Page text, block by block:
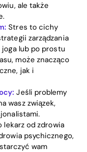
ale także
Stres to cichy
zarządzania
lub po prostu
może znacząco
jak i
Jeśli problemy
wasz związek,
lekarz od zdrowia
psychicznego,
wam